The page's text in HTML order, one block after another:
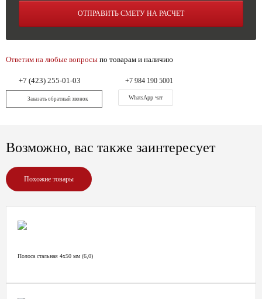
ОТПРАВИТЬ СМЕТУ НА РАСЧЕТ
Ответим на любые вопросы по товарам и наличию
+7 (423) 255-01-03
Заказать обратный звонок
+7 984 190 5001
WhatsApp чат
Возможно, вас также заинтересует
Похожие товары
Полоса стальная 4х50 мм (6,0)